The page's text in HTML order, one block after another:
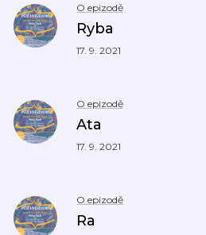
O epizodě
Ryba
17. 9. 2021
O epizodě
Ata
17. 9. 2021
O epizodě
Ra